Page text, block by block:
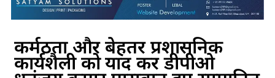
कर्मठता और बेहतर प्रशासनिक
कार्यशैली को याद कर डीपीओ